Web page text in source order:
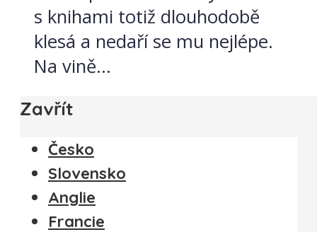
s knihami totiž dlouhodobě
klesá a nedaří se mu nejlépe.
Na vině...
Zavřít
Česko
Slovensko
Anglie
Francie